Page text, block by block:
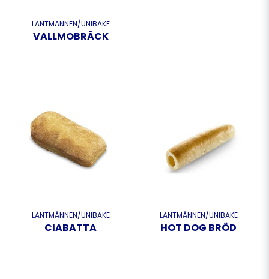
LANTMÄNNEN/UNIBAKE
VALLMOBRÃCK
LANTMÄNNEN/UNIBAKE
CIABATTA
LANTMÄNNEN/UNIBAKE
HOT DOG BRÖD